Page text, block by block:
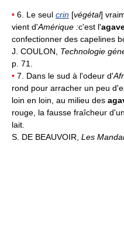
• 6. Le seul crin [végétal]
vient d'Amérique :c'est l'
confectionner des capelines
J. COULON, Technologie
p. 71.
• 7. Dans le sud à l'odeur d'
rond pour arracher un peu
loin en loin, au milieu des
rouge, la fausse fraîcheur
lait.
S. DE BEAUVOIR, Les